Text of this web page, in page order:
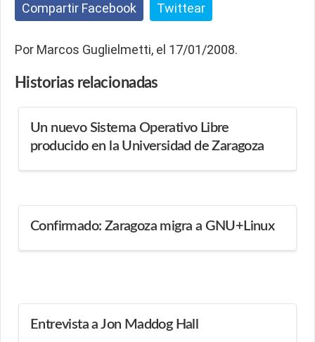
Compartir Facebook Twittear
Por Marcos Guglielmetti, el 17/01/2008.
Historias relacionadas
Un nuevo Sistema Operativo Libre
producido en la Universidad de Zaragoza
Confirmado: Zaragoza migra a GNU+Linux
Entrevista a Jon Maddog Hall